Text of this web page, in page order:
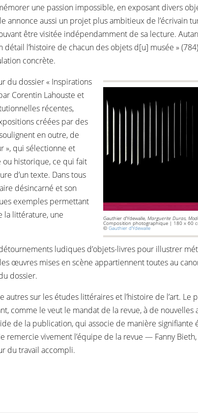
une passion impossible, en exposant divers
aussi un projet plus ambitieux de l’écrivain
être visitée indépendamment de sa lecture.
l’histoire de chacun des objets d[u] musée »
concrète.
Gauthier d’Ydewalle, Marguerite Duras,
Composition photographique | 180 x 60
© Gauthier d’Ydewalle
du dossier « Inspirations
Corentin Lahouste et
récentes,
créées par des
en outre, de
», qui sélectionne et
historique, ce qui fait
d’un texte. Dans tous
désincarné et son
exemples permettant
la littérature, une
ludiques d’objets-livres pour illustrer
œuvres mises en scène appartiennent toutes au
dossier.
sur les études littéraires et l’histoire de l’art. Le
le veut le mandat de la revue, à de nouvelles
de la publication, qui associe de manière signifiante
remercie vivement l’équipe de la revue — Fanny
du travail accompli.